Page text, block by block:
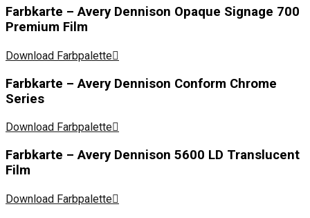
Farbkarte – Avery Dennison Opaque Signage 700
Premium Film
Download Farbpalette
Farbkarte – Avery Dennison Conform Chrome
Series
Download Farbpalette
Farbkarte – Avery Dennison 5600 LD Translucent
Film
Download Farbpalette